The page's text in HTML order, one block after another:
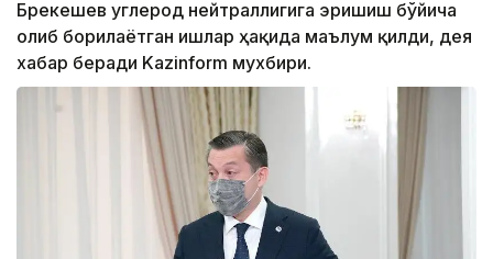
Брекешев углерод нейтраллигига эришиш бўйича
олиб борилаётган ишлар ҳақида маълум қилди, дея
хабар беради Kazinform мухбири.